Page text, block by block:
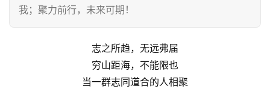
我；聚力前行，未来可期！
志之所趋，无远弗届
穷山距海，不能限也
当一群志同道合的人相聚